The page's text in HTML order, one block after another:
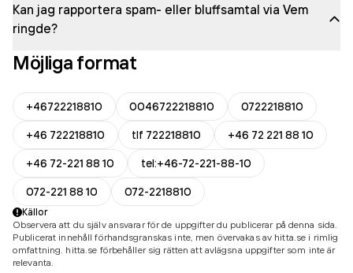
Kan jag rapportera spam- eller bluffsamtal via Vem
ringde?
Möjliga format
+46722218810 0046722218810
0722218810
+46 722218810
tlf 722218810
+46 72 221 88 10
+46 72-221 88 10
tel:+46-72-221-88-10
072-221 88 10
072-2218810
Källor
Observera att du själv ansvarar för de uppgifter du publicerar på denna sida.
Publicerat innehåll förhandsgranskas inte, men övervakas av hitta.se i rimlig
omfattning. hitta.se förbehåller sig rätten att avlägsna uppgifter som inte är
relevanta.